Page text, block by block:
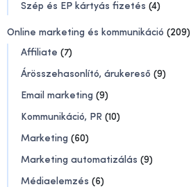
Szép és EP kártyás fizetés (4)
Online marketing és kommunikáció (209)
Affiliate (7)
Árösszehasonlító, árukereső (9)
Email marketing (9)
Kommunikáció, PR (10)
Marketing (60)
Marketing automatizálás (9)
Médiaelemzés (6)